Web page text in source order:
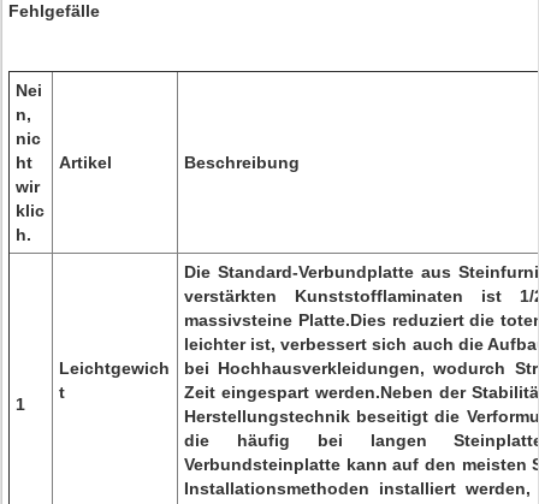
Fehlgefälle
Nei
n,
nic
ht
wir
klic
h.
Artikel Beschreibung
1
Leichtgewich
t
Die Standard-Verbundplatte aus
verstärkten Kunststofflaminaten ist
massivsteine Platte.Dies reduziert die
leichter ist, verbessert sich auch die
bei Hochhausverkleidungen, wodurch
Zeit eingespart werden.Neben der
Herstellungstechnik beseitigt die
die häufig bei langen
Verbundsteinplatte kann auf den meisten
Installationsmethoden installiert